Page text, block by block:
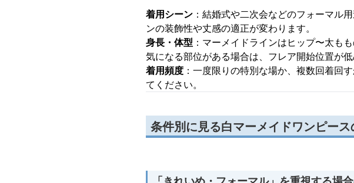
着用シーン ：結婚式や二次会などのフォーマル
ンの装飾性や丈感の適正が変わります。
身長・体型 ：マーメイドラインはヒップ〜太も
気になる部位がある場合は、フレア開始位置が
着用頻度 ：一度限りの特別な場か、複数回着回
てください。
条件別に見る白マーメイドワンピース